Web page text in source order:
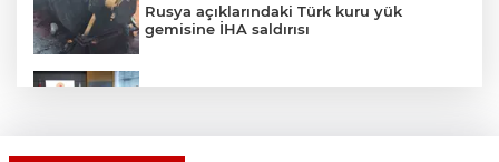
Rusya açıklarındaki Türk kuru yük
gemisine İHA saldırısı